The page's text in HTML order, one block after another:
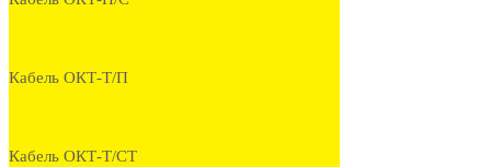
Кабель ОКТ-Т/П
Кабель ОКТ-Т/СТ